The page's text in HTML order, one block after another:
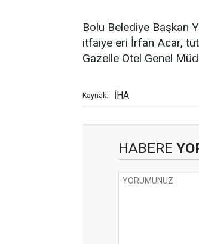
Bolu Belediye Başkan
itfaiye eri İrfan Acar,
Gazelle Otel Genel
Kaynak: İHA
HABERE